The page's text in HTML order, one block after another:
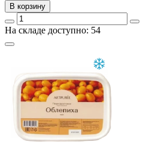
В корзину
На складе доступно: 54